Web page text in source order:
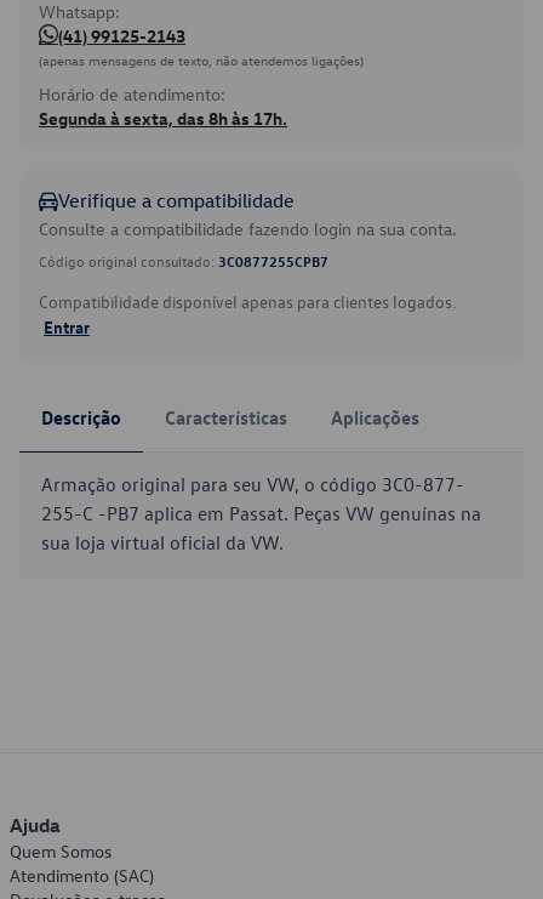
Whatsapp:
(41) 99125-2143
(apenas mensagens de texto, não atendemos ligações)
Horário de atendimento:
Segunda à sexta, das 8h às 17h.
Verifique a compatibilidade
Consulte a compatibilidade fazendo login na sua conta.
Código original consultado: 3C0877255CPB7
Compatibilidade disponível apenas para clientes logados.
Entrar
Descrição Características Aplicações
Armação original para seu VW, o código 3C0-877-
255-C -PB7 aplica em Passat. Peças VW genuínas na
sua loja virtual oficial da VW.
Ajuda
Quem Somos
Atendimento (SAC)